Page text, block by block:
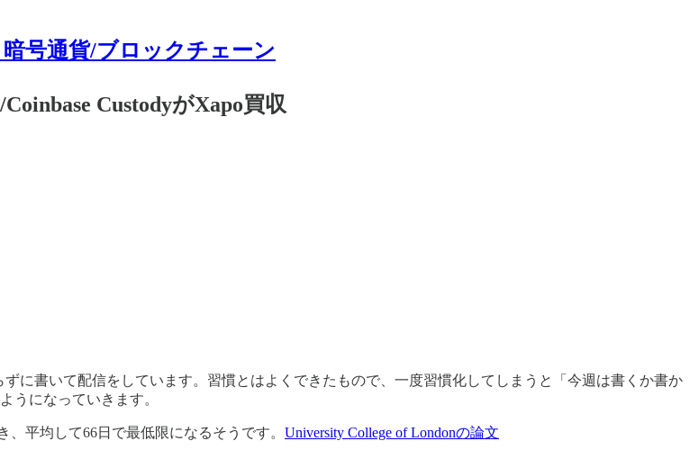
暗号通貨/ブロックチェーン
CustodyがXapo買収
に書いて配信をしています。習慣とはよくできたもので、一度習慣化してしまうと「今週は書くか書か
うになっていきます。
平均して66日で最低限になるそうです。 University College of Londonの論文